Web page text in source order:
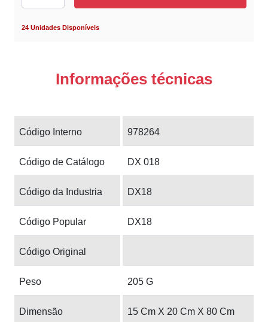
24 Unidades Disponíveis
Informações técnicas
Código Interno 978264
Código de Catálogo DX 018
Código da Industria DX18
Código Popular DX18
Código Original
Peso 205 G
Dimensão 15 Cm X 20 Cm X 80 Cm